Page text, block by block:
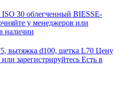
ISO 30 облегченный BIESSE-
у менеджеров или
наличии
вытяжка d100, щетка L70 Цену
зарегистрируйтесь Есть в